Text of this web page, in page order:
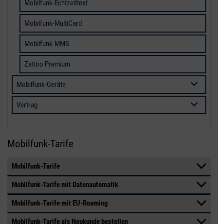
Mobilfunk-Echtzeittext
Mobilfunk-MultiCard
Mobilfunk-MMS
Zattoo Premium
Mobilfunk-Geräte
Vertrag
Mobilfunk-Tarife
Mobilfunk-Tarife
Mobilfunk-Tarife mit Datenautomatik
Mobilfunk-Tarife mit EU-Roaming
Mobilfunk-Tarife als Neukunde bestellen